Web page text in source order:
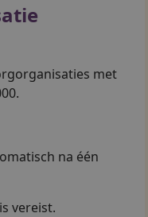
met
na één
vereist.